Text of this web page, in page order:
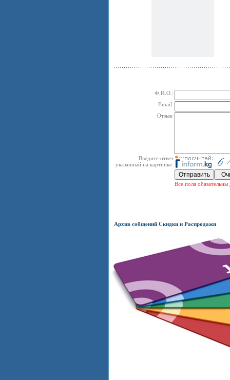
Ф.И.О.:
Email:
Отзыв:
Введите ответ
указанный на картинке:
Все поля обязательны
Архив собщений Скидки и Распродажи